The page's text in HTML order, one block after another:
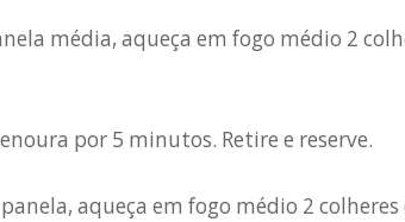
média, aqueça em fogo médio 2
por 5 minutos. Retire e reserve.
aqueça em fogo médio 2 colheres